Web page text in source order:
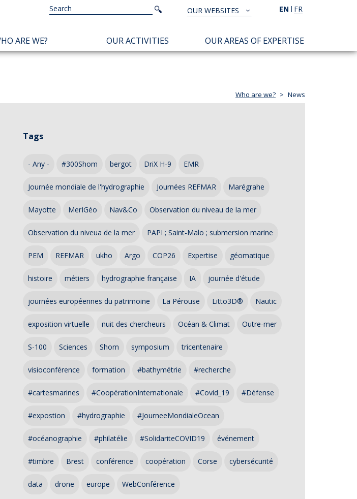
EN FR
TOUS
NOS
SITES
OUR WEBSITES
Search
Search
ARE WE? OUR ACTIVITIES OUR AREAS OF EXPERTISE
Who are we? News
Tags
- Any - #300Shom bergot DriX H-9 EMR
Journée mondiale de l'hydrographie Journées REFMAR Marégrahe
Mayotte MerIGéo Nav&Co Observation du niveau de la mer
Observation du niveua de la mer PAPI ; Saint-Malo ; submersion marine
PEM REFMAR ukho Argo COP26 Expertise géomatique
histoire métiers hydrographie française IA journée d'étude
journées européennes du patrimoine La Pérouse Litto3D® Nautic
exposition virtuelle nuit des chercheurs Océan & Climat Outre-mer
S-100 Sciences Shom symposium tricentenaire
visioconférence formation #bathymétrie #recherche
#cartesmarines #CoopérationInternationale #Covid_19 #Défense
#expostion #hydrographie #JourneeMondialeOcean
#océanographie #philatélie #SolidariteCOVID19 événement
#timbre Brest conférence coopération Corse cybersécurité
data drone europe WebConférence